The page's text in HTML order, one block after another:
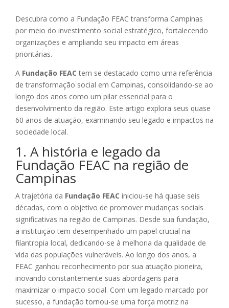
Descubra como a Fundação FEAC transforma Campinas
por meio do investimento social estratégico, fortalecendo
organizações e ampliando seu impacto em áreas
prioritárias.
A Fundação FEAC tem se destacado como uma referência
de transformação social em Campinas, consolidando-se ao
longo dos anos como um pilar essencial para o
desenvolvimento da região. Este artigo explora seus quase
60 anos de atuação, examinando seu legado e impactos na
sociedade local.
1. A história e legado da
Fundação FEAC na região de
Campinas
A trajetória da Fundação FEAC iniciou-se há quase seis
décadas, com o objetivo de promover mudanças sociais
significativas na região de Campinas. Desde sua fundação,
a instituição tem desempenhado um papel crucial na
filantropia local, dedicando-se à melhoria da qualidade de
vida das populações vulneráveis. Ao longo dos anos, a
FEAC ganhou reconhecimento por sua atuação pioneira,
inovando constantemente suas abordagens para
maximizar o impacto social. Com um legado marcado por
sucesso, a fundação tornou-se uma força motriz na